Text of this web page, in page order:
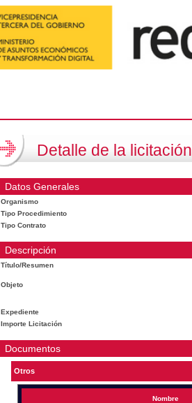
Detalle de la licitación
Datos Generales
Organismo
Tipo Procedimiento
Tipo Contrato
Descripción
Título/Resumen
Objeto
Expediente
Importe Licitación
Documentos
Otros
Nombre